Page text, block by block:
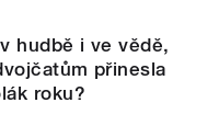
hudbě i ve vědě,
přinesla
roku?